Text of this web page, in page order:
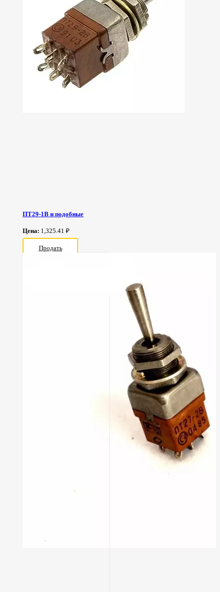
ПТ29-1В и подобные
Цена: 1,325.41 ₽
Продать